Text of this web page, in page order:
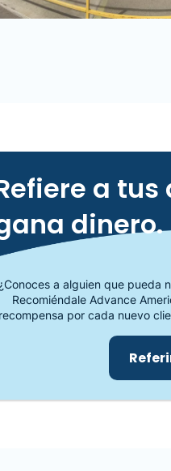
a
dinero.
¿Conoces a alguien que pueda
Recomiéndale Advance
recompensa por cada nuevo